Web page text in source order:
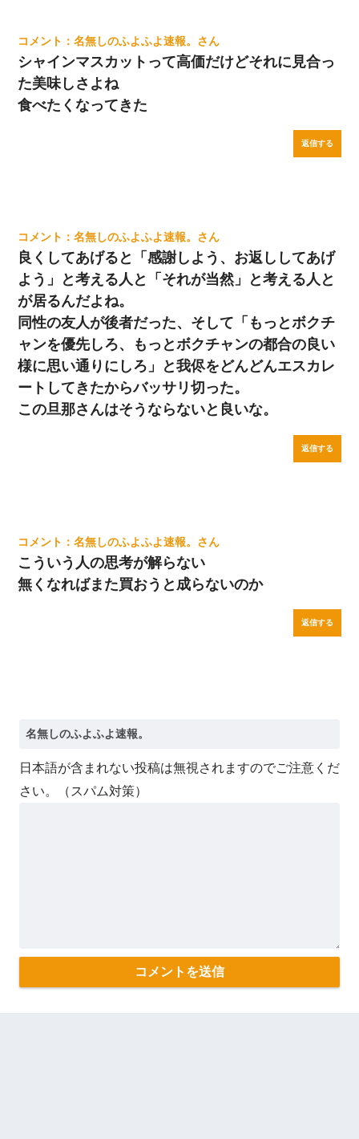
名無しのふよふよ速報。
シャインマスカットって高価だけどそれに見合っ
た美味しさよね
食べたくなってきた
返信する
名無しのふよふよ速報。
良くしてあげると「感謝しよう、お返ししてあげ
よう」と考える人と「それが当然」と考える人と
が居るんだよね。
同性の友人が後者だった、そして「もっとボクチ
ャンを優先しろ、もっとボクチャンの都合の良い
様に思い通りにしろ」と我侭をどんどんエスカレ
ートしてきたからバッサリ切った。
この旦那さんはそうならないと良いな。
返信する
名無しのふよふよ速報。
こういう人の思考が解らない
無くなればまた買おうと成らないのか
返信する
日本語が含まれない投稿は無視されますのでご注意くだ
さい。（スパム対策）